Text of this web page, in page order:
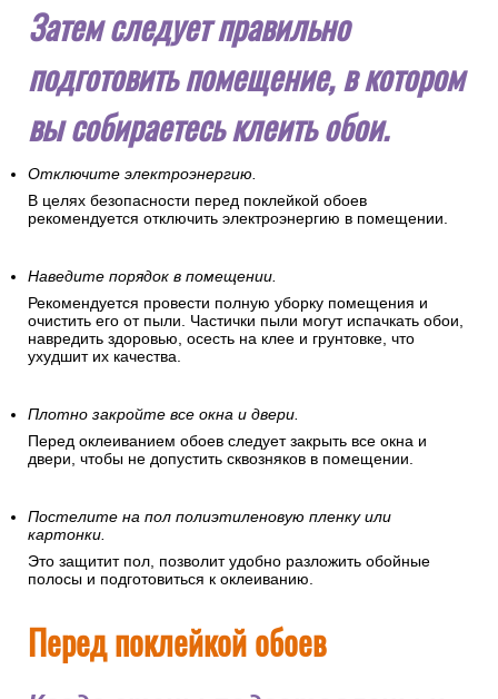
Затем следует правильно
подготовить помещение, в котором
вы собираетесь клеить обои.
Отключите электроэнергию.
В целях безопасности перед поклейкой обоев
рекомендуется отключить электроэнергию в помещении.
Наведите порядок в помещении.
Рекомендуется провести полную уборку помещения и
очистить его от пыли. Частички пыли могут испачкать обои,
навредить здоровью, осесть на клее и грунтовке, что
ухудшит их качества.
Плотно закройте все окна и двери.
Перед оклеиванием обоев следует закрыть все окна и
двери, чтобы не допустить сквозняков в помещении.
Постелите на пол полиэтиленовую пленку или
картонки.
Это защитит пол, позволит удобно разложить обойные
полосы и подготовиться к оклеиванию.
Перед поклейкой обоев